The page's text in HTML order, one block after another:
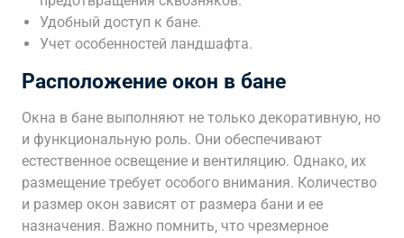
Удобный доступ к бане.
Учет особенностей ландшафта.
Расположение окон в бане
Окна в бане выполняют не только декоративную‚ но
и функциональную роль. Они обеспечивают
естественное освещение и вентиляцию. Однако‚ их
размещение требует особого внимания. Количество
и размер окон зависят от размера бани и ее
назначения. Важно помнить‚ что чрезмерное